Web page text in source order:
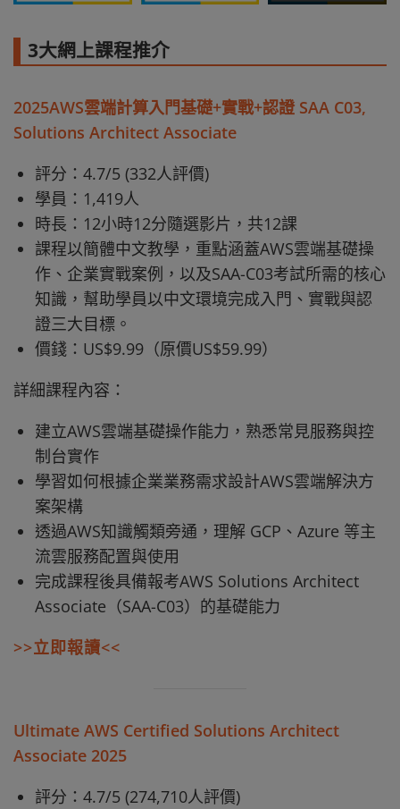
3大網上課程推介
2025AWS雲端計算入門基礎+實戰+認證 SAA C03,
Solutions Architect Associate
評分：4.7/5 (332人評價)
學員：1,419人
時長：12小時12分隨選影片，共12課
課程以簡體中文教學，重點涵蓋AWS雲端基礎操
作、企業實戰案例，以及SAA-C03考試所需的核心
知識，幫助學員以中文環境完成入門、實戰與認
證三大目標。
價錢：US$9.99（原價US$59.99）
詳細課程內容：
建立AWS雲端基礎操作能力，熟悉常見服務與控
制台實作
學習如何根據企業業務需求設計AWS雲端解決方
案架構
透過AWS知識觸類旁通，理解 GCP、Azure 等主
流雲服務配置與使用
完成課程後具備報考AWS Solutions Architect
Associate（SAA-C03）的基礎能力
>>立即報讀<<
Ultimate AWS Certified Solutions Architect
Associate 2025
評分：4.7/5 (274,710人評價)